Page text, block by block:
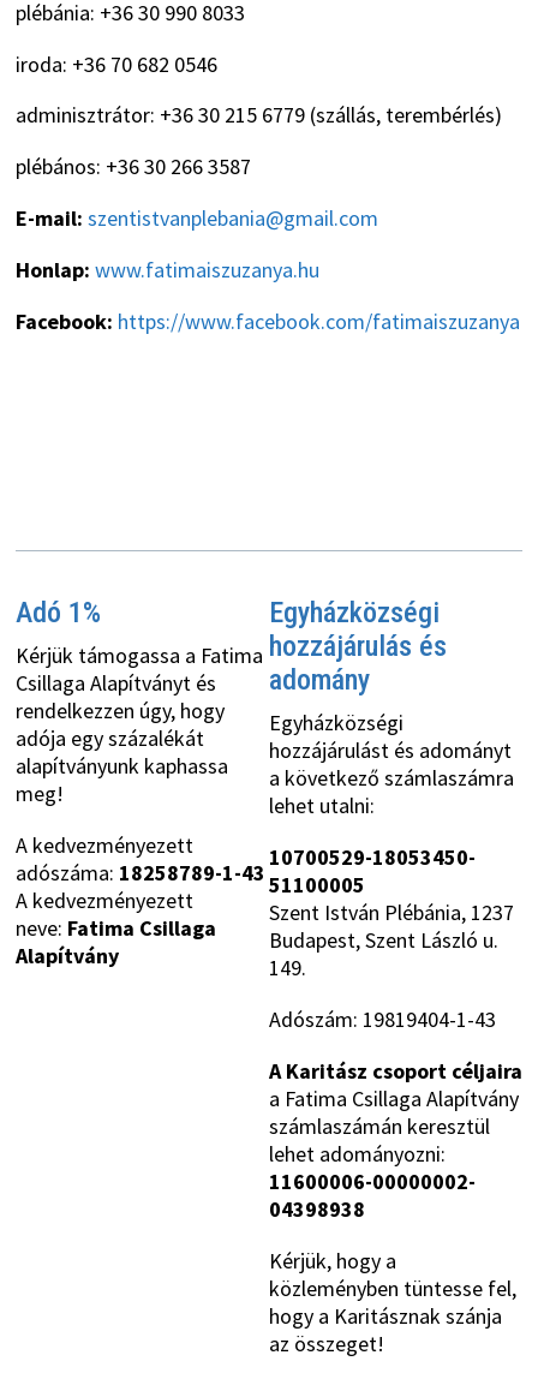
plébánia: +36 30 990 8033
iroda: +36 70 682 0546
adminisztrátor: +36 30 215 6779 (szállás, terembérlés)
plébános: +36 30 266 3587
E-mail: szentistvanplebania@gmail.com
Honlap: www.fatimaiszuzanya.hu
Facebook: https://www.facebook.com/fatimaiszuzanya
Adó 1%
Kérjük támogassa a Fatima
Csillaga Alapítványt és
rendelkezzen úgy, hogy
adója egy százalékát
alapítványunk kaphassa
meg!
A kedvezményezett
adószáma: 18258789-1-43
A kedvezményezett
neve: Fatima Csillaga
Alapítvány
Egyházközségi
hozzájárulás és
adomány
Egyházközségi
hozzájárulást és adományt
a következő számlaszámra
lehet utalni:
10700529-18053450-
51100005
Szent István Plébánia, 1237
Budapest, Szent László u.
149.
Adószám: 19819404-1-43
A Karitász csoport céljaira
a Fatima Csillaga Alapítvány
számlaszámán keresztül
lehet adományozni:
11600006-00000002-
04398938
Kérjük, hogy a
közleményben tüntesse fel,
hogy a Karitásznak szánja
az összeget!